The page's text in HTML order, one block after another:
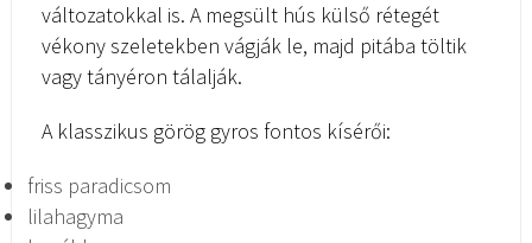
változatokkal is. A megsült hús külső rétegét
vékony szeletekben vágják le, majd pitába töltik
vagy tányéron tálalják.
A klasszikus görög gyros fontos kísérői:
friss paradicsom
lilahagyma